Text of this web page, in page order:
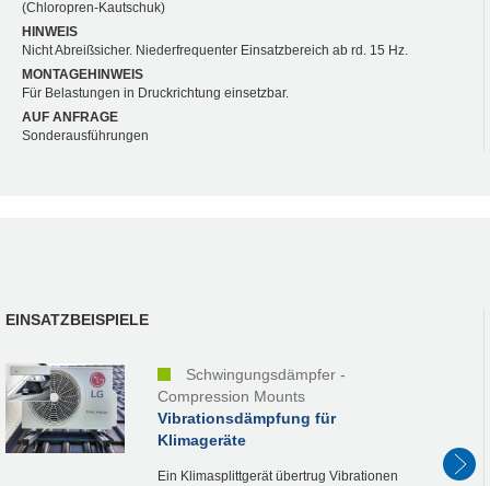
(Chloropren-Kautschuk)
HINWEIS
Nicht Abreißsicher. Niederfrequenter Einsatzbereich ab rd. 15 Hz.
MONTAGEHINWEIS
Für Belastungen in Druckrichtung einsetzbar.
AUF ANFRAGE
Sonderausführungen
EINSATZBEISPIELE
Schwingungsdämpfer -
Compression Mounts
Vibrationsdämpfung für
Klimageräte
Ein Klimasplittgerät übertrug Vibrationen